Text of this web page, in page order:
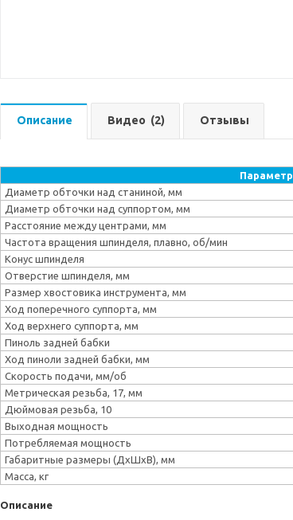
Описание Видео (2) Отзывы
Параметр
Диаметр обточки над станиной, мм
Диаметр обточки над суппортом, мм
Расстояние между центрами, мм
Частота вращения шпинделя, плавно, об/мин
Конус шпинделя
Отверстие шпинделя, мм
Размер хвостовика инструмента, мм
Ход поперечного суппорта, мм
Ход верхнего суппорта, мм
Пиноль задней бабки
Ход пиноли задней бабки, мм
Скорость подачи, мм/об
Метрическая резьба, 17, мм
Дюймовая резьба, 10
Выходная мощность
Потребляемая мощность
Габаритные размеры (ДхШхВ), мм
Масса, кг
Описание